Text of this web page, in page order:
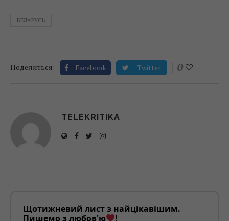
БЕЛАРУСЬ
Поделиться: Facebook Twitter 0
TELEKRITIKA
Щотижневий лист з найцікавішим.
Пишемо з любов'ю
!